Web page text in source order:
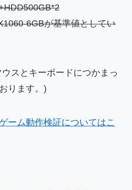
6GBが基準値としてい
スとキーボードにつかまっ
ります。)
ーム動作検証についてはこ